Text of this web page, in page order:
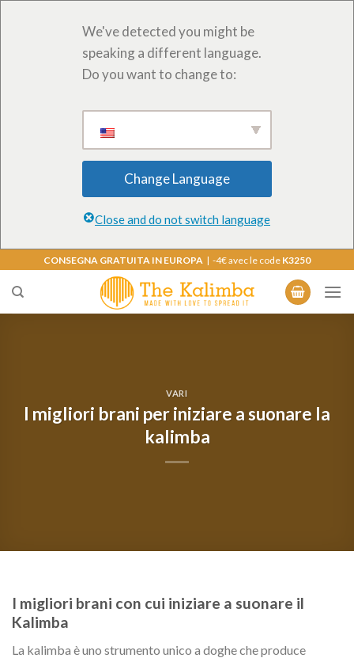
We've detected you might be
speaking a different language.
Do you want to change to:
Change Language
Close and do not switch language
contenuti
CONSEGNA GRATUITA IN EUROPA | -4€ avec le code K3250
VARI
I migliori brani per iniziare a suonare la
kalimba
I migliori brani con cui iniziare a suonare il
Kalimba
La kalimba è uno strumento unico a doghe che produce